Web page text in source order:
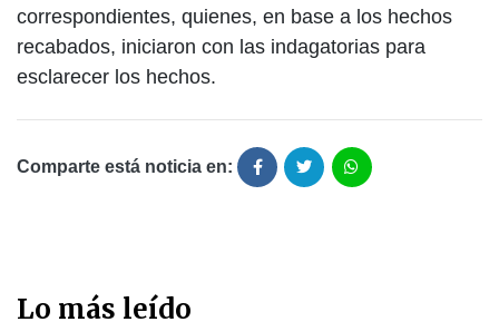
correspondientes, quienes, en base a los hechos
recabados, iniciaron con las indagatorias para
esclarecer los hechos.
Comparte está noticia en:
Lo más leído